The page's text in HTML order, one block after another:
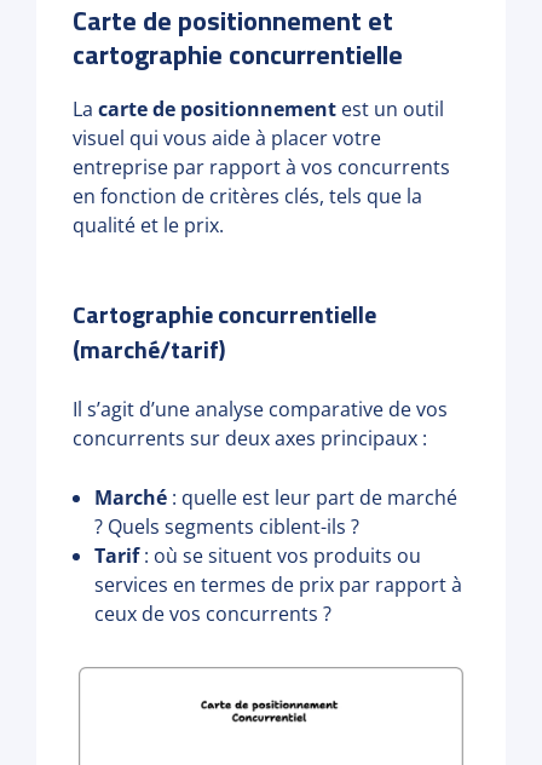
Carte de positionnement et
cartographie concurrentielle
La carte de positionnement est un outil
visuel qui vous aide à placer votre
entreprise par rapport à vos concurrents
en fonction de critères clés, tels que la
qualité et le prix.
Cartographie concurrentielle
(marché/tarif)
Il s’agit d’une analyse comparative de vos
concurrents sur deux axes principaux :
Marché : quelle est leur part de marché
? Quels segments ciblent-ils ?
Tarif: où se situent vos produits ou
services en termes de prix par rapport à
ceux de vos concurrents ?